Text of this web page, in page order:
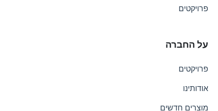
פרויקטים
על החברה
פרויקטים
אודותינו
מוצרים חדשים